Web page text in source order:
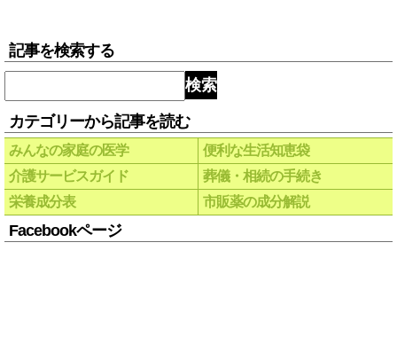
記事を検索する
検索
カテゴリーから記事を読む
みんなの家庭の医学
便利な生活知恵袋
介護サービスガイド
葬儀・相続の手続き
栄養成分表
市販薬の成分解説
Facebookページ